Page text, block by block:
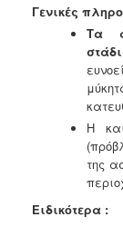
ΑΝΘΕΚΤΙΚΗ
Γενικές
Τα
Η
της
Ειδικότερα :